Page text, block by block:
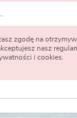
zgodę na
nasz
i cookies.